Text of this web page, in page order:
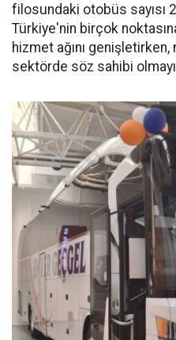
filosundaki otobüs sayısı
Türkiye'nin birçok
hizmet ağını
sektörde söz sahibi